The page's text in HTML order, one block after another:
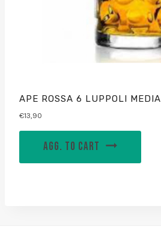
APE ROSSA 6 LUPPOLI MEDIA
€13,90
AGG. TO CART